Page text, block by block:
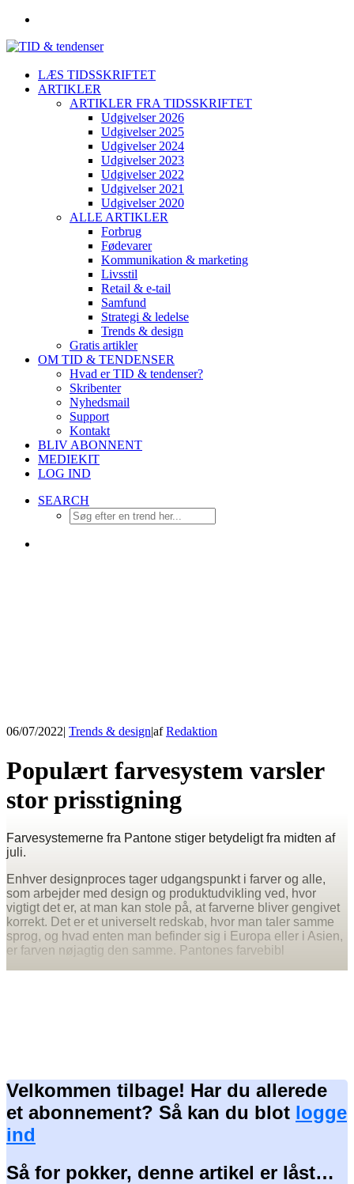
LÆS TIDSSKRIFTET
ARTIKLER
ARTIKLER FRA TIDSSKRIFTET
Udgivelser 2026
Udgivelser 2025
Udgivelser 2024
Udgivelser 2023
Udgivelser 2022
Udgivelser 2021
Udgivelser 2020
ALLE ARTIKLER
Forbrug
Fødevarer
Kommunikation & marketing
Livsstil
Retail & e-tail
Samfund
Strategi & ledelse
Trends & design
Gratis artikler
OM TID & TENDENSER
Hvad er TID & tendenser?
Skribenter
Nyhedsmail
Support
Kontakt
BLIV ABONNENT
MEDIEKIT
LOG IND
SEARCH
06/07/2022| Trends & design|afRedaktion
Populært farvesystem varsler
stor prisstigning
Farvesystemerne fra Pantone stiger betydeligt fra midten af
juli.
Enhver designproces tager udgangspunkt i farver og alle,
som arbejder med design og produktudvikling ved, hvor
vigtigt det er, at man kan stole på, at farverne bliver gengivet
korrekt. Det er et universelt redskab, hvor man taler samme
sprog, og hvad enten man befinder sig i Europa eller i Asien,
er farven nøjagtig den samme. Pantones farvebibl
Velkommen tilbage! Har du allerede
et abonnement? Så kan du blot logge
ind
Så for pokker, denne artikel er låst…